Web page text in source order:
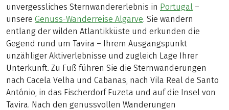
unvergessliches Sternwandererlebnis in Portugal –
unsere Genuss-Wanderreise Algarve. Sie wandern
entlang der wilden Atlantikküste und erkunden die
Gegend rund um Tavira – Ihrem Ausgangspunkt
unzähliger Aktiverlebnisse und zugleich Lage Ihrer
Unterkunft. Zu Fuß führen Sie die Sternwanderungen
nach Cacela Velha und Cabanas, nach Vila Real de Santo
António, in das Fischerdorf Fuzeta und auf die Insel von
Tavira. Nach den genussvollen Wanderungen